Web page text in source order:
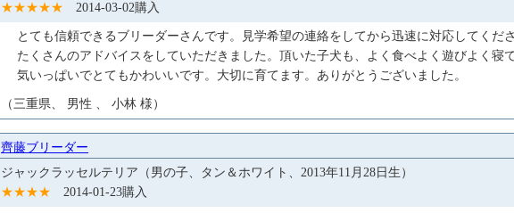
★★★★★ 2014-03-02購入
とても信頼できるブリーダーさんです。見学希望の連絡をしてから迅速に対応してくだ
たくさんのアドバイスをしていただきました。頂いた子犬も、よく食べよく遊びよく寝
気いっぱいでとてもかわいいです。大切に育てます。ありがとうございました。
（三重県、 男性 、 小林 様）
齊藤ブリーダー
ジャックラッセルテリア（男の子、タン＆ホワイト、2013年11月28日生）
★★★★ 2014-01-23購入